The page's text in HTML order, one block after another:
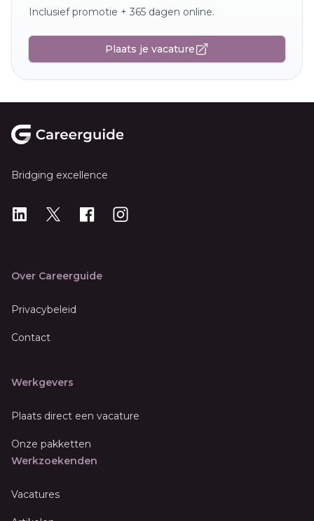
Inclusief promotie + 365 dagen online.
Plaats je vacature
Bridging excellence
LinkedIn
X Instagram
Over Careerguide
Privacybeleid
Contact
Werkgevers
Plaats direct een vacature
Onze pakketten
Werkzoekenden
Vacatures